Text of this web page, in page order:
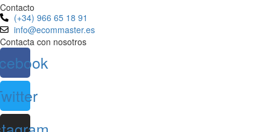
Contacto
(+34) 966 65 18 91
info@ecommaster.es
Contacta con nosotros